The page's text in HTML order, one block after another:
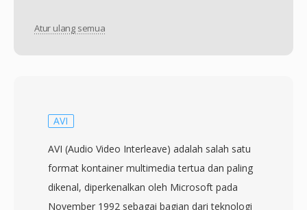
Atur ulang semua
AVI
AVI (Audio Video Interleave) adalah salah satu
format kontainer multimedia tertua dan paling
dikenal, diperkenalkan oleh Microsoft pada
November 1992 sebagai bagian dari teknologi